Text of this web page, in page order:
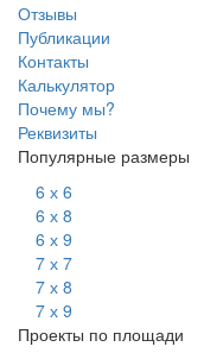
Отзывы
Публикации
Контакты
Калькулятор
Почему мы?
Реквизиты
Популярные размеры
6 х 6
6 х 8
6 х 9
7 х 7
7 х 8
7 х 9
Проекты по площади